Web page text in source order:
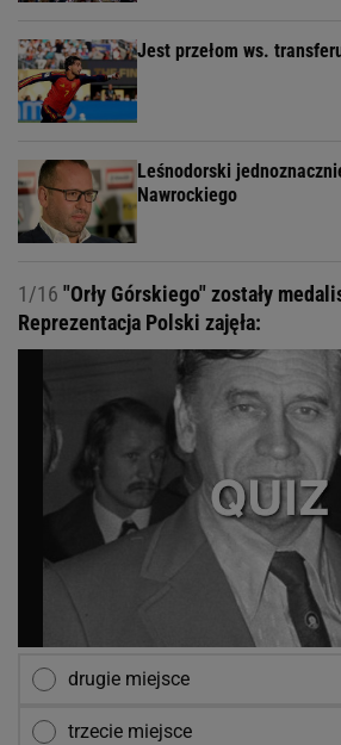
Jest przełom ws.
Leśnodorski
Nawrockiego
1/16 "Orły Górskiego" zostały
Reprezentacja Polski zajęła:
drugie miejsce
trzecie miejsce